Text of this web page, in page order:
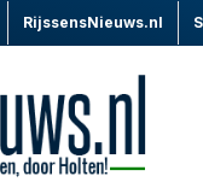
RijssensNieuws.nl